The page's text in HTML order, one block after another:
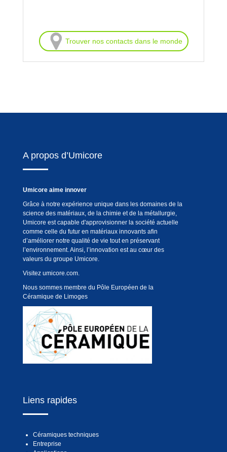
Trouver nos contacts dans le monde
A propos d’Umicore
Umicore aime innover
Grâce à notre expérience unique dans les domaines de la
science des matériaux, de la chimie et de la métallurgie,
Umicore est capable d'approvisionner la société actuelle
comme celle du futur en matériaux innovants afin
d’améliorer notre qualité de vie tout en préservant
l’environnement. Ainsi, l’innovation est au cœur des
valeurs du groupe Umicore.
Visitez umicore.com.
Nous sommes membre du Pôle Européen de la
Céramique de Limoges
Liens rapides
Céramiques techniques
Entreprise